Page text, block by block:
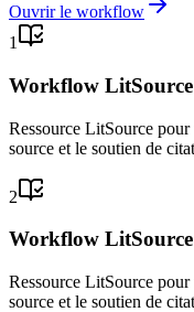
Ouvrir le workflow
1
Workflow LitSource
Ressource LitSource pour
source et le soutien de
2
Workflow
Ressource LitSource pour
source et le soutien de